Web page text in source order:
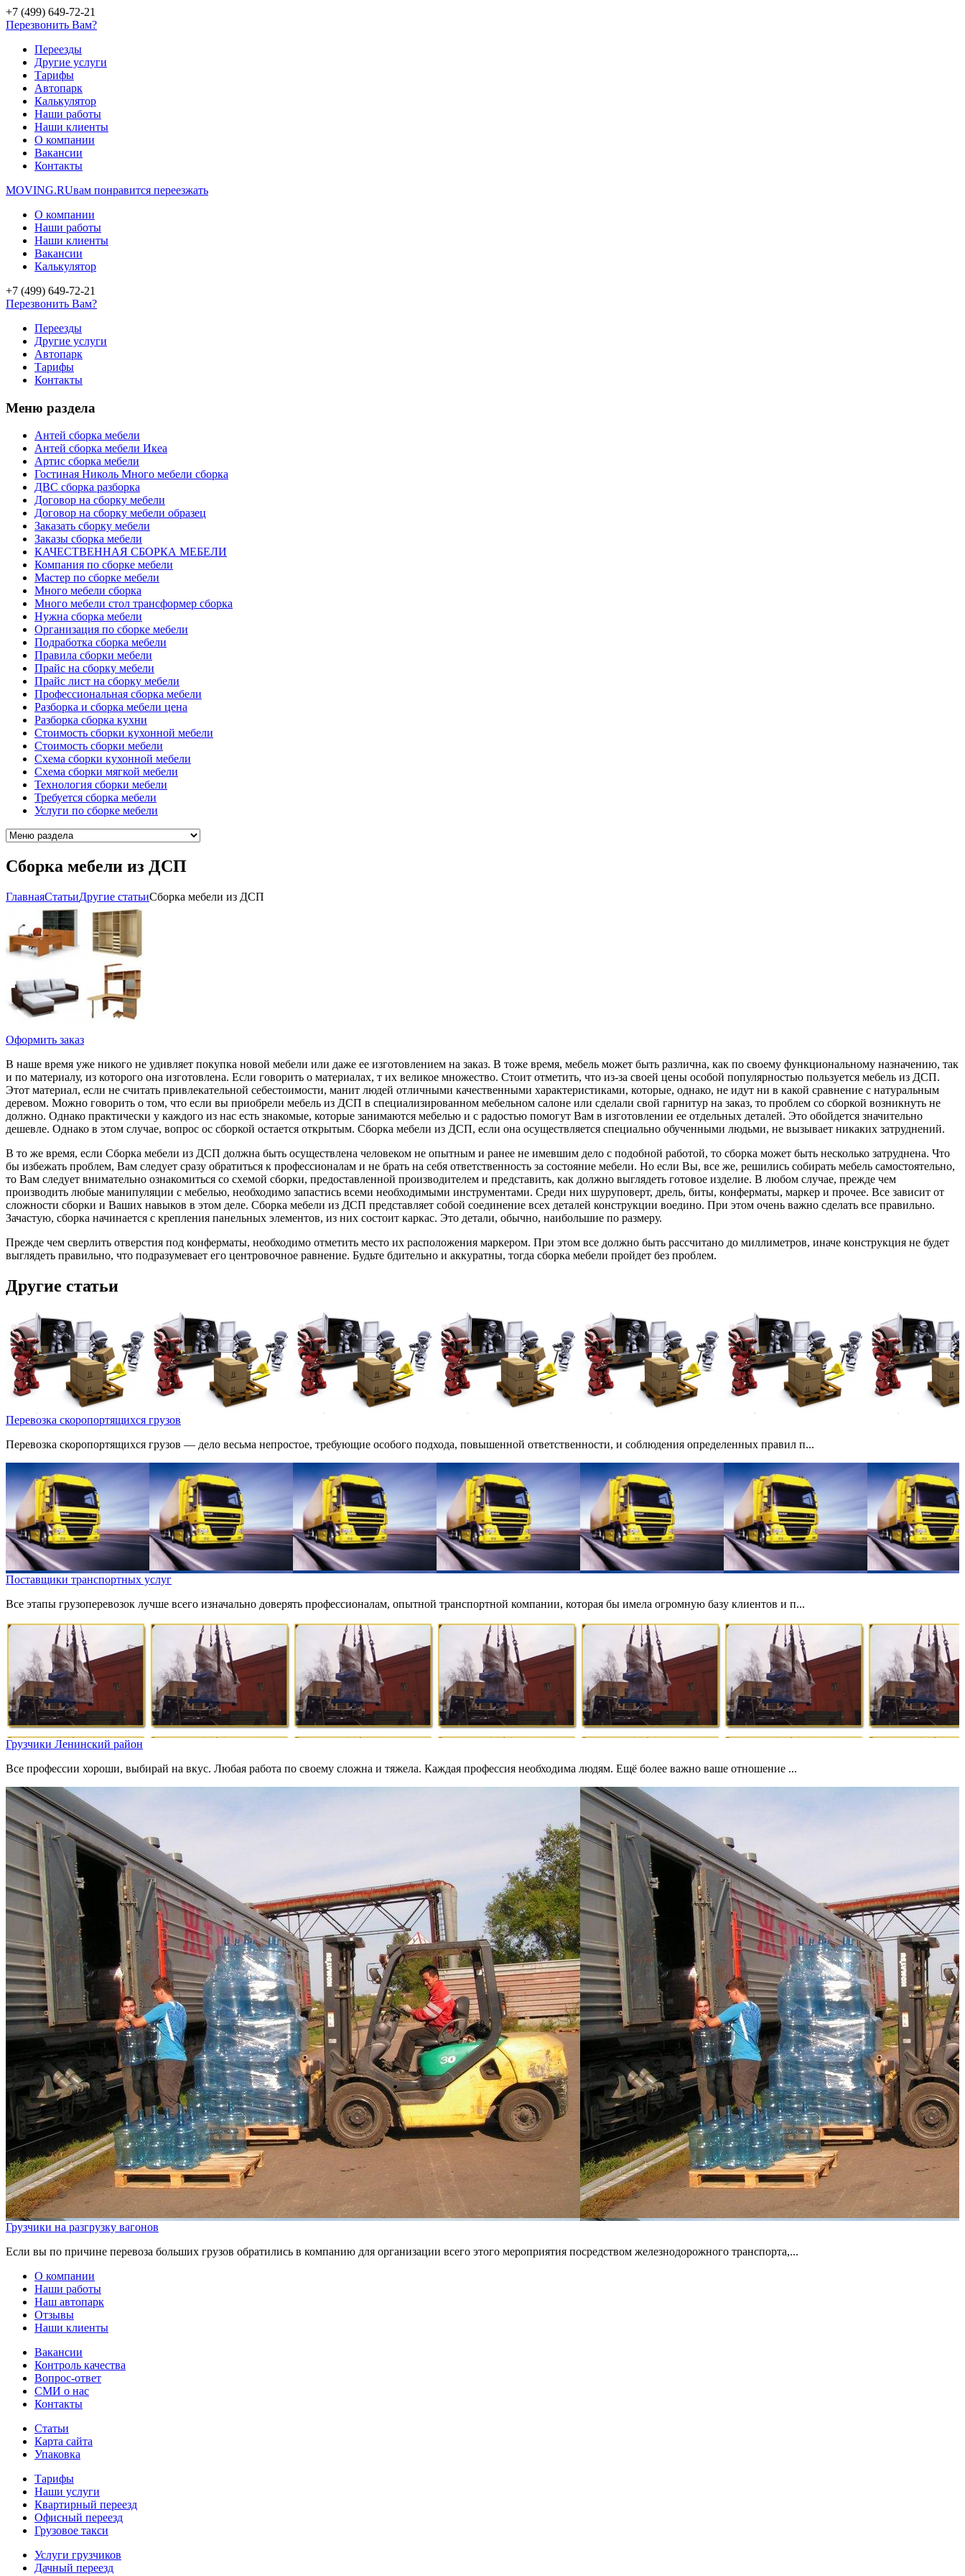
+7 (499) 649-72-21
Перезвонить Вам?
Переезды
Другие услуги
Тарифы
Автопарк
Калькулятор
Наши работы
Наши клиенты
О компании
Вакансии
Контакты
MOVING.RUвам понравится переезжать
О компании
Наши работы
Наши клиенты
Вакансии
Калькулятор
+7 (499) 649-72-21
Перезвонить Вам?
Переезды
Другие услуги
Автопарк
Тарифы
Контакты
Меню раздела
Антей сборка мебели
Антей сборка мебели Икеа
Артис сборка мебели
Гостиная Николь Много мебели сборка
ДВС сборка разборка
Договор на сборку мебели
Договор на сборку мебели образец
Заказать сборку мебели
Заказы сборка мебели
КАЧЕСТВЕННАЯ СБОРКА МЕБЕЛИ
Компания по сборке мебели
Мастер по сборке мебели
Много мебели сборка
Много мебели стол трансформер сборка
Нужна сборка мебели
Организация по сборке мебели
Подработка сборка мебели
Правила сборки мебели
Прайс на сборку мебели
Прайс лист на сборку мебели
Профессиональная сборка мебели
Разборка и сборка мебели цена
Разборка сборка кухни
Стоимость сборки кухонной мебели
Стоимость сборки мебели
Схема сборки кухонной мебели
Схема сборки мягкой мебели
Технология сборки мебели
Требуется сборка мебели
Услуги по сборке мебели
Сборка мебели из ДСП
ГлавнаяCтатьиДругие статьиСборка мебели из ДСП
Оформить заказ
В наше время уже никого не удивляет покупка новой мебели или даже ее изготовлением на заказ. В тоже время, мебель может быть различна, как по своему функциональному назначению, так
и по материалу, из которого она изготовлена. Если говорить о материалах, т их великое множество. Стоит отметить, что из-за своей цены особой популярностью пользуется мебель из ДСП.
Этот материал, если не считать привлекательной себестоимости, манит людей отличными качественными характеристиками, которые, однако, не идут ни в какой сравнение с натуральным
деревом. Можно говорить о том, что если вы приобрели мебель из ДСП в специализированном мебельном салоне или сделали свой гарнитур на заказ, то проблем со сборкой возникнуть не
должно. Однако практически у каждого из нас есть знакомые, которые занимаются мебелью и с радостью помогут Вам в изготовлении ее отдельных деталей. Это обойдется значительно
дешевле. Однако в этом случае, вопрос ос сборкой остается открытым. Сборка мебели из ДСП, если она осуществляется специально обученными людьми, не вызывает никаких затруднений.
В то же время, если Сборка мебели из ДСП должна быть осуществлена человеком не опытным и ранее не имевшим дело с подобной работой, то сборка может быть несколько затруднена. Что
бы избежать проблем, Вам следует сразу обратиться к профессионалам и не брать на себя ответственность за состояние мебели. Но если Вы, все же, решились собирать мебель самостоятельно,
то Вам следует внимательно ознакомиться со схемой сборки, предоставленной производителем и представить, как должно выглядеть готовое изделие. В любом случае, прежде чем
производить любые манипуляции с мебелью, необходимо запастись всеми необходимыми инструментами. Среди них шуруповерт, дрель, биты, конферматы, маркер и прочее. Все зависит от
сложности сборки и Ваших навыков в этом деле. Сборка мебели из ДСП представляет собой соединение всех деталей конструкции воедино. При этом очень важно сделать все правильно.
Зачастую, сборка начинается с крепления панельных элементов, из них состоит каркас. Это детали, обычно, наибольшие по размеру.
Прежде чем сверлить отверстия под конферматы, необходимо отметить место их расположения маркером. При этом все должно быть рассчитано до миллиметров, иначе конструкция не будет
выглядеть правильно, что подразумевает его центровочное равнение. Будьте бдительно и аккуратны, тогда сборка мебели пройдет без проблем.
Другие статьи
Перевозка скоропортящихся грузов
Перевозка скоропортящихся грузов — дело весьма непростое, требующие особого подхода, повышенной ответственности, и соблюдения определенных правил п...
Поставщики транспортных услуг
Все этапы грузоперевозок лучше всего изначально доверять профессионалам, опытной транспортной компании, которая бы имела огромную базу клиентов и п...
Грузчики Ленинский район
Все профессии хороши, выбирай на вкус. Любая работа по своему сложна и тяжела. Каждая профессия необходима людям. Ещё более важно ваше отношение ...
Грузчики на разгрузку вагонов
Если вы по причине перевоза больших грузов обратились в компанию для организации всего этого мероприятия посредством железнодорожного транспорта,...
О компании
Наши работы
Наш автопарк
Отзывы
Наши клиенты
Вакансии
Контроль качества
Вопрос-ответ
СМИ о нас
Контакты
Статьи
Карта сайта
Упаковка
Тарифы
Наши услуги
Квартирный переезд
Офисный переезд
Грузовое такси
Услуги грузчиков
Дачный переезд